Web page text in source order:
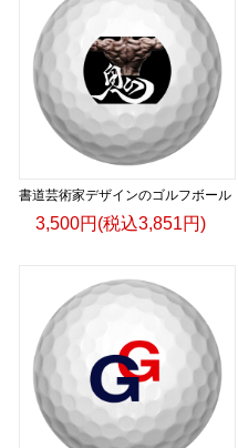
書道芸術家デザインのゴルフボール
3,500円(税込3,851円)